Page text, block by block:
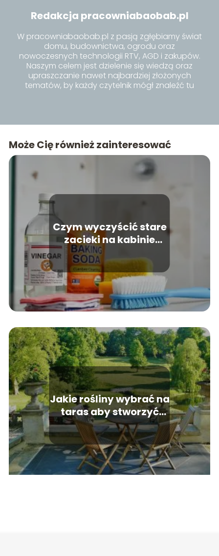
Redakcja pracowniabaobab.pl
W pracowniabaobab.pl z pasją zgłębiamy świat
domu, budownictwa, ogrodu oraz
nowoczesnych technologii RTV, AGD i zakupów.
Naszym celem jest dzielenie się wiedzą oraz
upraszczanie nawet najbardziej złożonych
tematów, by każdy czytelnik mógł znaleźć tu
Może Cię również zainteresować
Czym wyczyścić stare
zacieki na kabinie
prysznicowej?
Sprawdzone metody
Jakie rośliny wybrać na
taras aby stworzyć
niepowtarzalne
aranżacje?